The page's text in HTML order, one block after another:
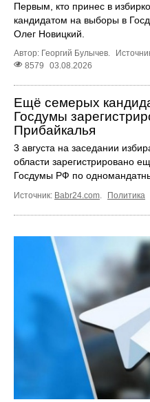
Первым, кто принес в
кандидатом на выборы в
Олег Новицкий.
Автор: Георгий Булычев.
8579
03.08.2026
Ещё семерых
Госдумы
Прибайкалья
3 августа на заседании
области зарегистрировано
Госдумы РФ по
Источник: Babr24.com Политика